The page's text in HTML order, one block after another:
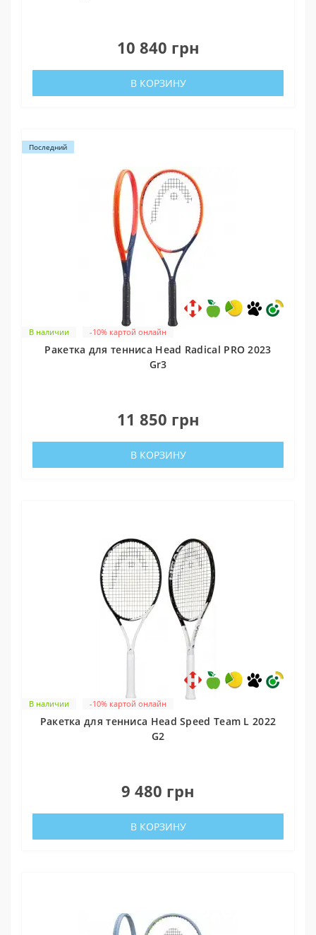
10 840 грн
В КОРЗИНУ
Последний
В наличии -10% картой онлайн
Ракетка для тенниса Head Radical PRO 2023
Gr3
11 850 грн
В КОРЗИНУ
В наличии -10% картой онлайн
Ракетка для тенниса Head Speed Team L 2022
G2
9 480 грн
В КОРЗИНУ